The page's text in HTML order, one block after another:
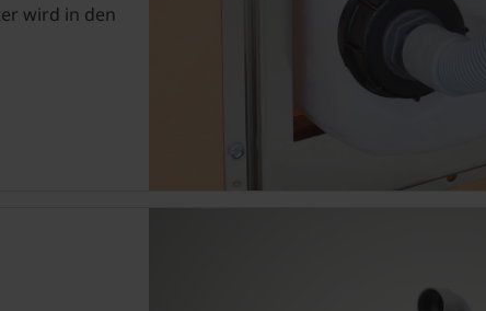
wird in den